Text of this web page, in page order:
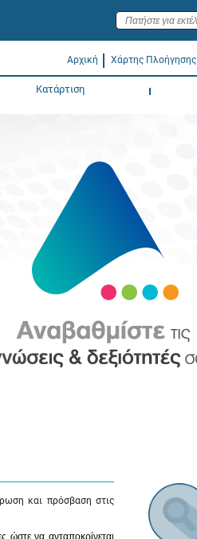
Αρχική Χάρτης Πλοήγησης
Κατάρτιση
και πρόσβαση στις
ώστε να ανταποκρίνεται